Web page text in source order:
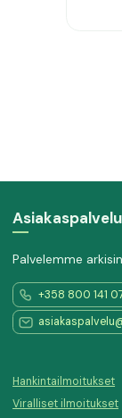
Asiakaspalvelu
Palvelemme
+358 800 141
Hankintailmoitukset
Viralliset ilmoitukset